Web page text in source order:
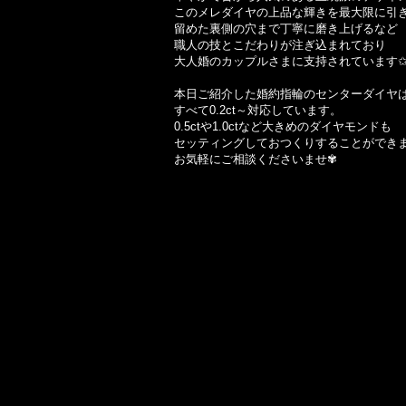
このメレダイヤの上品な輝きを最大限に引
留めた裏側の穴まで丁寧に磨き上げるなど
職人の技とこだわりが注ぎ込まれており
大人婚のカップルさまに支持されています
本日ご紹介した婚約指輪のセンターダイヤ
すべて0.2ct～対応しています。
0.5ctや1.0ctなど大きめのダイヤモンドも
セッティングしておつくりすることができ
お気軽にご相談くださいませ✾